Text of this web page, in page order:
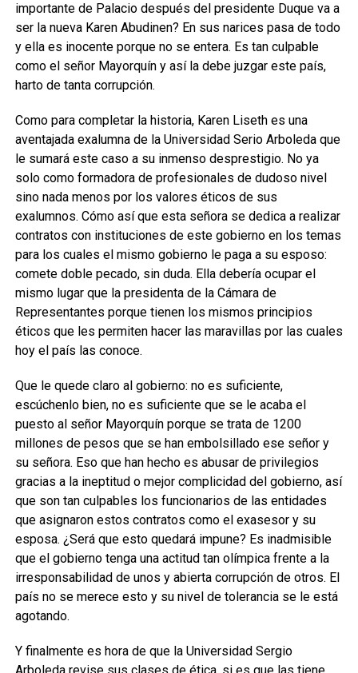
importante de Palacio después del presidente Duque va a
ser la nueva Karen Abudinen? En sus narices pasa de todo
y ella es inocente porque no se entera. Es tan culpable
como el señor Mayorquín y así la debe juzgar este país,
harto de tanta corrupción.
Como para completar la historia, Karen Liseth es una
aventajada exalumna de la Universidad Serio Arboleda que
le sumará este caso a su inmenso desprestigio. No ya
solo como formadora de profesionales de dudoso nivel
sino nada menos por los valores éticos de sus
exalumnos. Cómo así que esta señora se dedica a realizar
contratos con instituciones de este gobierno en los temas
para los cuales el mismo gobierno le paga a su esposo:
comete doble pecado, sin duda. Ella debería ocupar el
mismo lugar que la presidenta de la Cámara de
Representantes porque tienen los mismos principios
éticos que les permiten hacer las maravillas por las cuales
hoy el país las conoce.
Que le quede claro al gobierno: no es suficiente,
escúchenlo bien, no es suficiente que se le acaba el
puesto al señor Mayorquín porque se trata de 1200
millones de pesos que se han embolsillado ese señor y
su señora. Eso que han hecho es abusar de privilegios
gracias a la ineptitud o mejor complicidad del gobierno, así
que son tan culpables los funcionarios de las entidades
que asignaron estos contratos como el exasesor y su
esposa. ¿Será que esto quedará impune? Es inadmisible
que el gobierno tenga una actitud tan olímpica frente a la
irresponsabilidad de unos y abierta corrupción de otros. El
país no se merece esto y su nivel de tolerancia se le está
agotando.
Y finalmente es hora de que la Universidad Sergio